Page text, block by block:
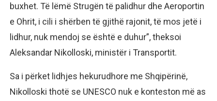
buxhet. Të lëmë Strugën të palidhur dhe Aeroportin
e Ohrit, i cili i shërben të gjithë rajonit, të mos jetë i
lidhur, nuk mendoj se është e duhur”, theksoi
Aleksandar Nikolloski, ministër i Transportit.
Sa i përket lidhjes hekurudhore me Shqipërinë,
Nikolloski thotë se UNESCO nuk e konteston më as